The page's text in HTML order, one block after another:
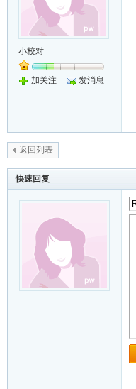
小校对
加关注 发消息
返回列表
快速回复